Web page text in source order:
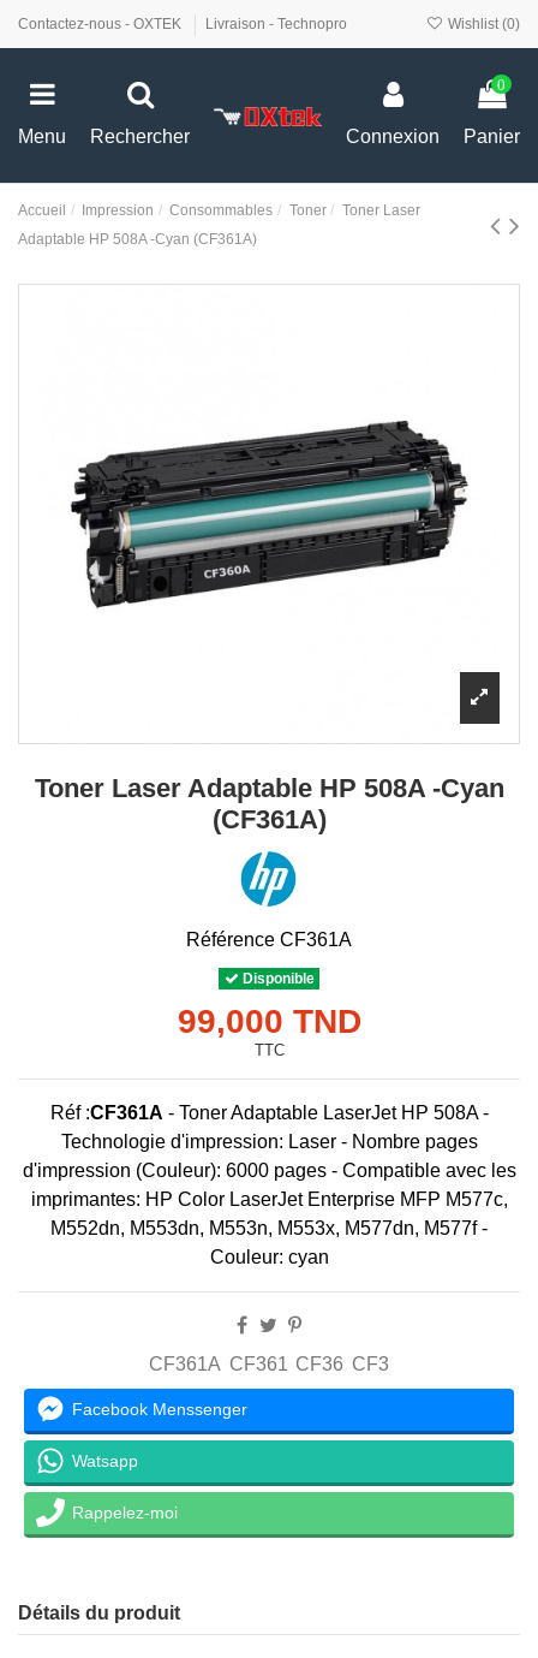
Contactez-nous - OXTEK Livraison - Technopro Wishlist (0)
Menu Rechercher Connexion
0
Panier
Accueil Impression Consommables Toner
Toner Laser
Adaptable HP 508A -Cyan (CF361A)
Toner Laser Adaptable HP 508A -Cyan
(CF361A)
Référence CF361A
Disponible
99,000 TND
TTC
Réf :CF361A - Toner Adaptable LaserJet HP 508A -
Technologie d'impression: Laser - Nombre pages
d'impression (Couleur): 6000 pages - Compatible avec les
imprimantes: HP Color LaserJet Enterprise MFP M577c,
M552dn, M553dn, M553n, M553x, M577dn, M577f -
Couleur: cyan
CF361A CF361 CF36 CF3
Facebook Menssenger
Watsapp
Rappelez-moi
Détails du produit